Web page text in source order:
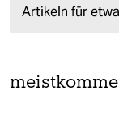
Artikeln für